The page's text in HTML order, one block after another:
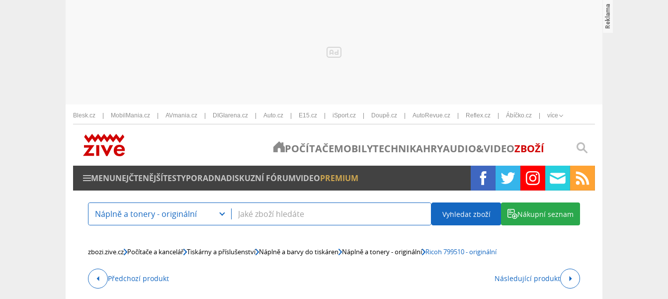
Blesk.cz MobilMania.cz AVmania.cz DIGIarena.cz Auto.cz E15.cz iSport.cz Doupě.cz AutoRevue.cz Reflex.cz Ábíčko.cz více
POČÍTAČEMOBILYTECHNIKAHRYAUDIO&VIDEOZBOŽÍ
MENUNEJČTENĚJŠÍTESTYPORADNADISKUZNÍ FÓRUMVIDEOPREMIUM
Náplně a tonery - originální Vyhledat zboží Nákupní seznam
zbozi.zive.cz Počítače a kancelář Tiskárny a příslušenství Náplně a barvy do tiskáren Náplně a tonery - originální Ricoh 799510 - originální
Předchozí produkt Následující produkt